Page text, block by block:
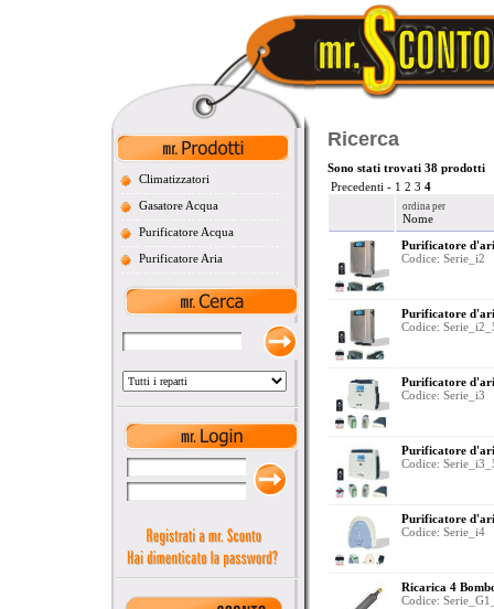
Climatizzatori
Gasatore Acqua
Purificatore Acqua
Purificatore Aria
Ricerca
Sono stati trovati 38 prodotti
Precedenti - 1 2 3 4
ordina per
Nome
Purificatore
Codice: Serie_i2
Purificatore
Codice:
Purificatore
Codice: Serie_i3
Purificatore
Codice:
Purificatore
Codice: Serie_i4
Ricarica 4
Codice: